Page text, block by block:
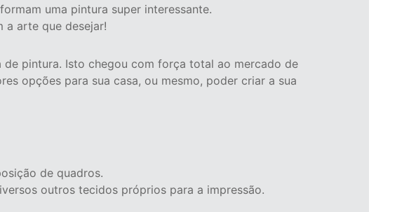
uma pintura super interessante.
a arte que desejar!
pintura. Isto chegou com força total ao mercado de
opções para sua casa, ou mesmo, poder criar a sua
de quadros.
outros tecidos próprios para a impressão.